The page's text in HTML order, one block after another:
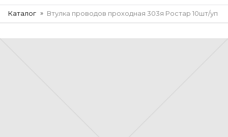
Каталог Втулка проводов проходная 303я Ростар 10шт/уп